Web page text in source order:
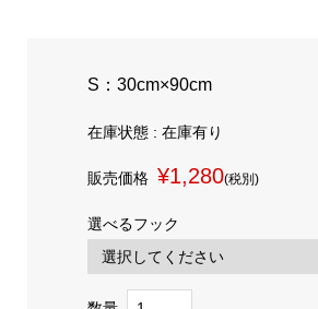
S：30cm×90cm
在庫状態 : 在庫有り
販売価格 ¥1,280(税別)
選べるフック